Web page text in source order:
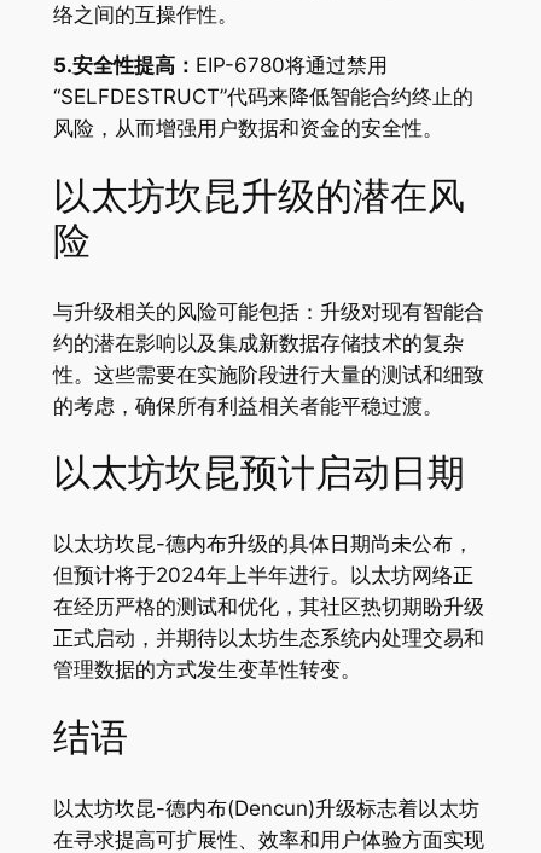
络之间的互操作性。
5.安全性提高： EIP-6780将通过禁用
“SELFDESTRUCT”代码来降低智能合约终止的
风险，从而增强用户数据和资金的安全性。
以太坊坎昆升级的潜在风
险
与升级相关的风险可能包括：升级对现有智能合
约的潜在影响以及集成新数据存储技术的复杂
性。这些需要在实施阶段进行大量的测试和细致
的考虑，确保所有利益相关者能平稳过渡。
以太坊坎昆预计启动日期
以太坊坎昆-德内布升级的具体日期尚未公布，
但预计将于2024年上半年进行。以太坊网络正
在经历严格的测试和优化，其社区热切期盼升级
正式启动，并期待以太坊生态系统内处理交易和
管理数据的方式发生变革性转变。
结语
以太坊坎昆-德内布(Dencun)升级标志着以太坊
在寻求提高可扩展性、效率和用户体验方面实现